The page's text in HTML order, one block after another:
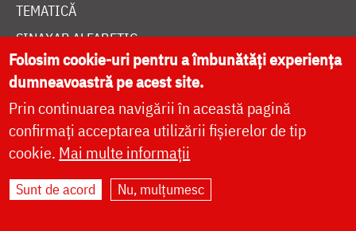
TEMATICĂ
SINAXAR ALFABETIC
MĂNĂSTIRI ȘI BISERICI
CALENDAR ORTODOX
WIDGET DOXOLOGIA
RADIO DOXOLOGIA
Folosim cookie-uri pentru a îmbunătăți experiența
dumneavoastră pe acest site.
Prin continuarea navigării în această pagină
confirmați acceptarea utilizării fișierelor de tip
cookie. Mai multe informații
Sunt de acord Nu, mulțumesc